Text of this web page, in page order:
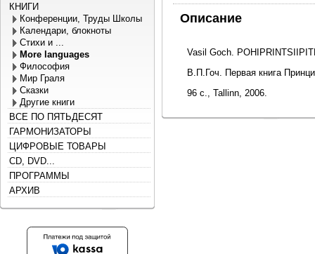
КНИГИ
Конференции, Труды Школы
Календари, блокноты
Стихи и ...
More languages
Философия
Мир Граля
Сказки
Другие книги
ВСЕ ПО ПЯТЬДЕСЯТ
ГАРМОНИЗАТОРЫ
ЦИФРОВЫЕ ТОВАРЫ
CD, DVD...
ПРОГРАММЫ
АРХИВ
Описание
Vasil Goch.
В.П.Гоч. Первая книга
96 с., Tallinn, 2006.